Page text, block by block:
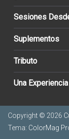
Sesiones
Suplementos
Tributo
Una Experiencia
Copyright © 2026
Tema: ColorMag